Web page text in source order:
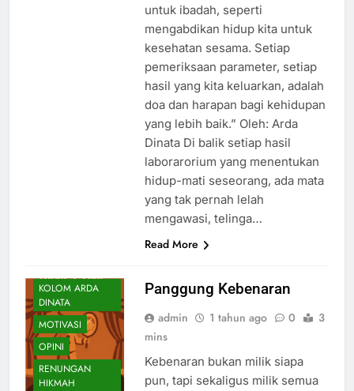
untuk ibadah, seperti
mengabdikan hidup kita untuk
kesehatan sesama. Setiap
pemeriksaan parameter, setiap
hasil yang kita keluarkan, adalah
doa dan harapan bagi kehidupan
yang lebih baik.” Oleh: Arda
Dinata Di balik setiap hasil
laborarorium yang menentukan
hidup-mati seseorang, ada mata
yang tak pernah lelah
mengawasi, telinga…
Read More
KOLOM ARDA
DINATA
MOTIVASI
OPINI
RENUNGAN
HIKMAH
Panggung Kebenaran
admin 1 tahun ago 0
3
mins
Kebenaran bukan milik siapa
pun, tapi sekaligus milik semua